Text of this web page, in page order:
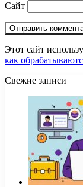
Сайт
Этот сайт
как
Свежие записи